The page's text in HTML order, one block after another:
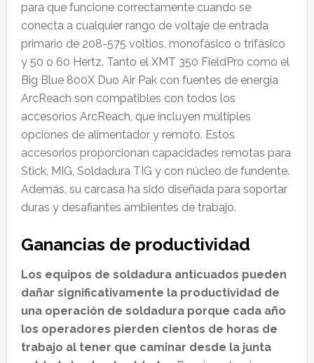
para que funcione correctamente cuando se
conecta a cualquier rango de voltaje de entrada
primario de 208-575 voltios, monofásico o trifásico
y 50 o 60 Hertz. Tanto el XMT 350 FieldPro como el
Big Blue 800X Duo Air Pak con fuentes de energía
ArcReach son compatibles con todos los
accesorios ArcReach, que incluyen múltiples
opciones de alimentador y remoto. Estos
accesorios proporcionan capacidades remotas para
Stick, MIG, Soldadura TIG y con núcleo de fundente.
Además, su carcasa ha sido diseñada para soportar
duras y desafiantes ambientes de trabajo.
Ganancias de productividad
Los equipos de soldadura anticuados pueden
dañar significativamente la productividad de
una operación de soldadura porque cada año
los operadores pierden cientos de horas de
trabajo al tener que caminar desde la junta